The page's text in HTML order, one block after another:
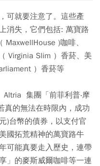
可就要注意了。這些產
消失，它們包括: 萬寶路
MaxwellHouse )咖啡、
Virginia Slim ）香菸、美
）香菸等
集團「前菲利普‧摩
的無法在時限內，成功
)台幣的債券，以支付官
國拓荒精神的萬寶路牛
可能真要走入歷史，連帶
」的麥斯威爾咖啡等一連